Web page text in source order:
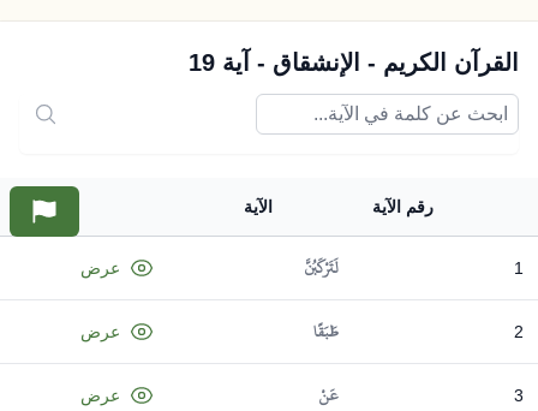
القرآن الكريم - الإنشقاق - آية 19
رقم الآية الآية
1 لَتَرْكَبُنَّ عرض
2 طَبَقًا عرض
3 عَنْ عرض